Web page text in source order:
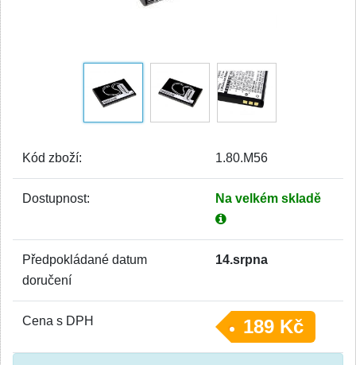
Kód zboží: 1.80.M56
Dostupnost: Na velkém skladě
Předpokládané datum
doručení
14.srpna
Cena s DPH 189 Kč